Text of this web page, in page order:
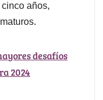
años,
desafíos
2024